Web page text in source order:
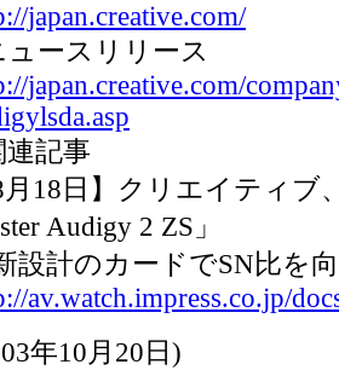
japan.creative.com/
ュースリリース
japan.creative.com/
記事
月18日】クリエイティブ
Audigy 2 ZS」
設計のカードでSN比を
av.watch.impress.co.jp/
年10月20日 )